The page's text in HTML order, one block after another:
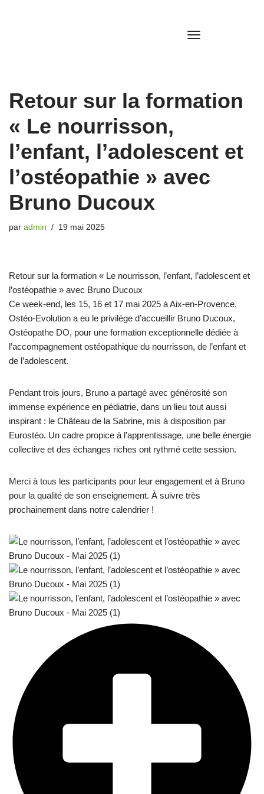
Retour sur la formation
« Le nourrisson,
l’enfant, l’adolescent et
l’ostéopathie » avec
Bruno Ducoux
par admin 19 mai 2025
Retour sur la formation « Le nourrisson, l’enfant, l’adolescent et
l’ostéopathie » avec Bruno Ducoux
Ce week-end, les 15, 16 et 17 mai 2025 à Aix-en-Provence,
Ostéo-Evolution a eu le privilège d’accueillir Bruno Ducoux,
Ostéopathe DO, pour une formation exceptionnelle dédiée à
l’accompagnement ostéopathique du nourrisson, de l’enfant et
de l’adolescent.
Pendant trois jours, Bruno a partagé avec générosité son
immense expérience en pédiatrie, dans un lieu tout aussi
inspirant : le Château de la Sabrine, mis à disposition par
Eurostéo. Un cadre propice à l’apprentissage, une belle énergie
collective et des échanges riches ont rythmé cette session.
Merci à tous les participants pour leur engagement et à Bruno
pour la qualité de son enseignement. À suivre très
prochainement dans notre calendrier !